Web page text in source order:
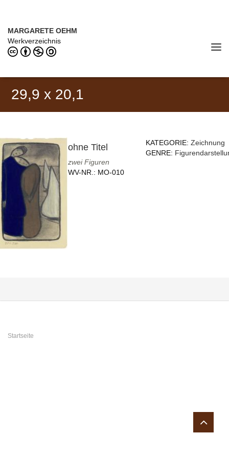
MARGARETE OEHM
Werkverzeichnis
29,9 x 20,1
ohne Titel
zwei Figuren
WV-NR.: MO-010
KATEGORIE:Zeichnung
GENRE:
Sie sind hier
Startseite